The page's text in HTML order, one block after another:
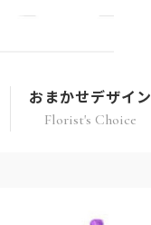
おまかせデザイン
Florist's Choice